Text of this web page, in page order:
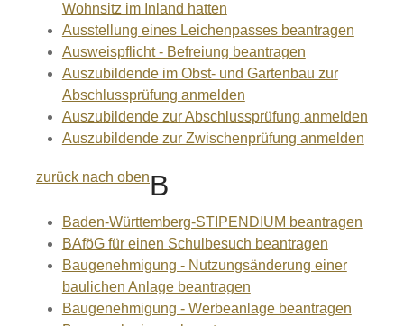
Wohnsitz im Inland hatten
Ausstellung eines Leichenpasses beantragen
Ausweispflicht - Befreiung beantragen
Auszubildende im Obst- und Gartenbau zur
Abschlussprüfung anmelden
Auszubildende zur Abschlussprüfung anmelden
Auszubildende zur Zwischenprüfung anmelden
zurück nach obenB
Baden-Württemberg-STIPENDIUM beantragen
BAföG für einen Schulbesuch beantragen
Baugenehmigung - Nutzungsänderung einer
baulichen Anlage beantragen
Baugenehmigung - Werbeanlage beantragen